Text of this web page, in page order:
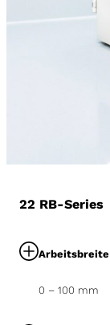
22 RB-Series
Arbeitsbreite
0 – 100 mm